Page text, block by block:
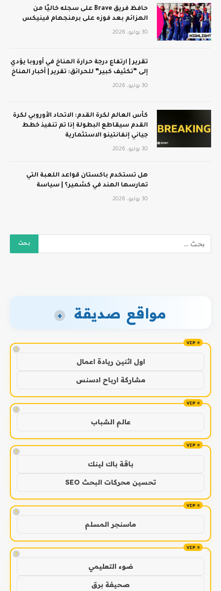
حافظ فريق Brave على سجله خاليًا من
الهزائم بعد فوزه على برمنجهام فينيكس
30 يوليو، 2026
تقرير | ارتفاع درجة حرارة المناخ في أوروبا يؤدي
إلى “تكثيف كبير” للحرائق: تقرير | أخبار المناخ
30 يوليو، 2026
كأس العالم لكرة القدم: الاتحاد الأوروبي لكرة
القدم سيقاطع البطولة إذا تم تنفيذ خطط
جياني إنفانتينو الاستثمارية
30 يوليو، 2026
هل تستخدم باكستان قواعد اللعبة التي
تمارسها الهند في كشمير؟ | سياسة
30 يوليو، 2026
مواقع صديقة +
!
اول اثنين ريادة اعمال
مشاركة ارباح ادسنس
!
عالم الشباب
!
باقة باك لينك
تحسين محركات البحث SEO
!
ماسنجر المسلم
!
ضوء التعليمي
صحيفة برق